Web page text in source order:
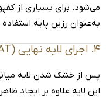
می‌شود. برای بسیاری از
به‌عنوان رزین پایه
۴. اجرای لایه نهایی (TOP COAT)
این لایه علاوه بر ایجاد